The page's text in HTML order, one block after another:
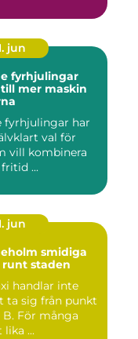
jun
fyrhjulingar
mer maskin
fyrhjulingar har
val för
vill kombinera
...
jun
smidiga
runt staden
handlar inte
ta sig från punkt
För många
lika ...